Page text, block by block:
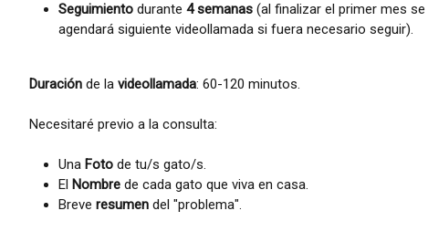
Seguimiento durante 4 semanas (al finalizar el primer mes se
agendará siguiente videollamada si fuera necesario seguir).
Duración de la videollamada: 60-120 minutos.
Necesitaré previo a la consulta:
Una Foto de tu/s gato/s.
El Nombre de cada gato que viva en casa.
Breve resumen del "problema".